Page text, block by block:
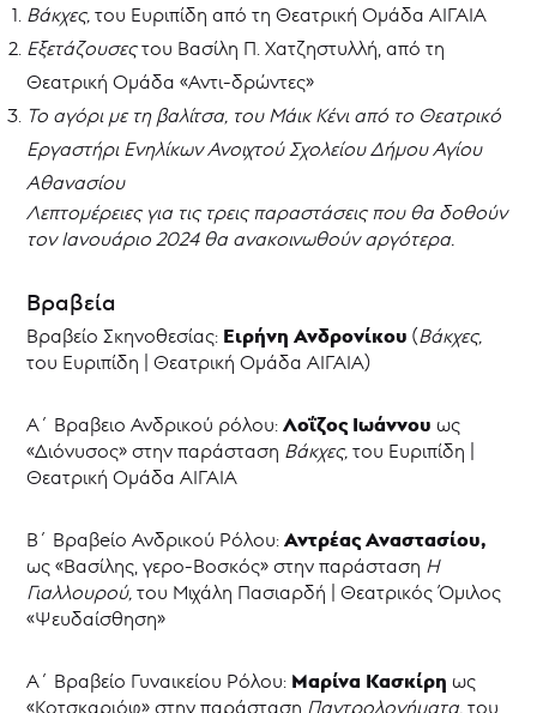
Βάκχες,του Ευριπίδη από τη Θεατρική Ομάδα ΑΙΓΑΙΑ
Εξετάζουσεςτου Βασίλη Π. Χατζηστυλλή, από τη
Θεατρική Ομάδα «Αντι-δρώντες»
Το αγόρι με τη βαλίτσα, του Μάικ Κένι από το Θεατρικό
Εργαστήρι Ενηλίκων Ανοιχτού Σχολείου Δήμου Αγίου
Αθανασίου
Λεπτομέρειες για τις τρεις παραστάσεις που θα δοθούν
τον Ιανουάριο 2024 θα ανακοινωθούν αργότερα.
Βραβεία
Βραβείο Σκηνοθεσίας: Ειρήνη Ανδρονίκου(Βάκχες,
του Ευριπίδη | Θεατρική Ομάδα ΑΙΓΑΙΑ)
Α΄ Βραβειο Ανδρικού ρόλου:Λοΐζος Ιωάννου ως
«Διόνυσος» στην παράσταση Βάκχες,του Ευριπίδη |
Θεατρική Ομάδα ΑΙΓΑΙΑ
Β΄ Βραβeίο Ανδρικού Ρόλου:Αντρέας Αναστασίου,
ως «Βασίλης, γερο-Βοσκός» στην παράσταση Η
Γιαλλουρού,του Μιχάλη Πασιαρδή | Θεατρικός Όμιλος
«Ψευδαίσθηση»
Α΄ Βραβείο Γυναικείου Ρόλου: Μαρίνα Κασκίρη ως
«Κοτσκαριόφ» στην παράσταση Παντρολογήματα,του